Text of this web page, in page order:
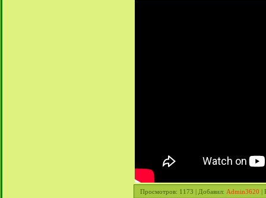
Просмотров: 1173 | Добавил: Admin3620 |